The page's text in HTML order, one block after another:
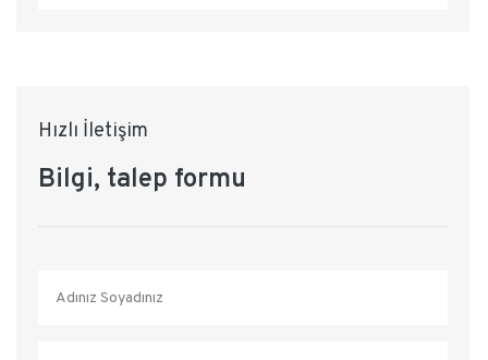
Hızlı İletişim
Bilgi, talep formu